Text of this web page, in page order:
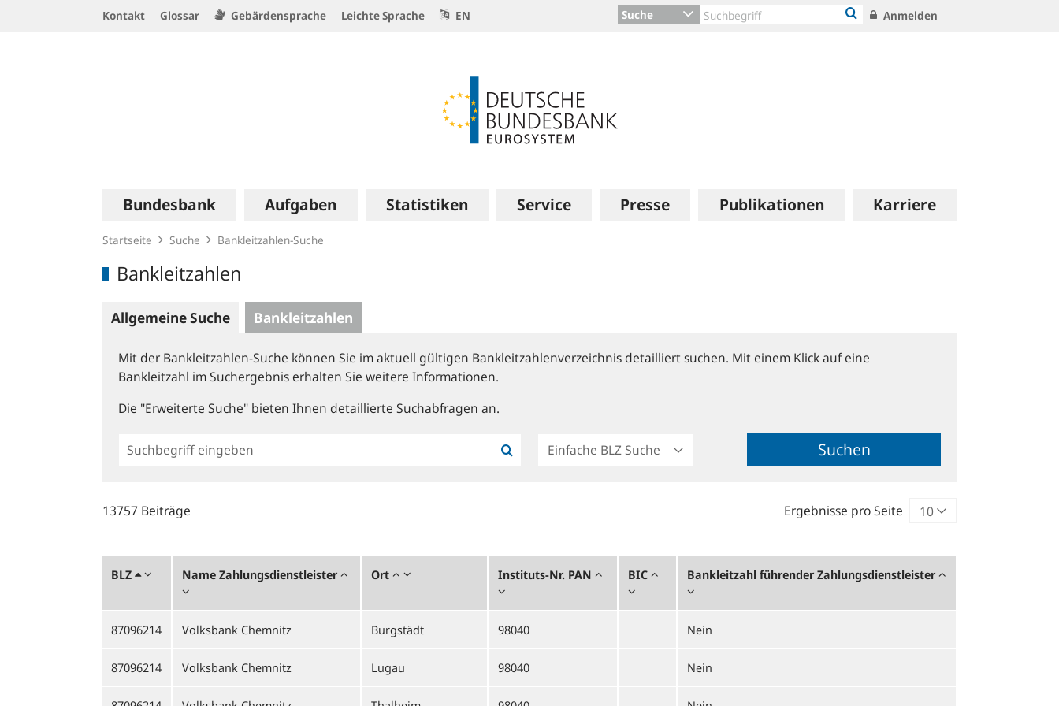
Kontakt Glossar Gebärdensprache Leichte Sprache EN Suche Anmelden
Hauptnavigation
Bundesbank Aufgaben Statistiken Service Presse Publikationen Karriere
Startseite Suche Bankleitzahlen-Suche
Bankleitzahlen
Allgemeine Suche Bankleitzahlen
Mit der Bankleitzahlen-Suche können Sie im aktuell gültigen Bankleitzahlenverzeichnis detailliert suchen. Mit einem Klick auf eine
Bankleitzahl im Suchergebnis erhalten Sie weitere Informationen.
Die "Erweiterte Suche" bieten Ihnen detaillierte Suchabfragen an.
Einfache
Suche
Suchen
13757 Beiträge Ergebnisse pro Seite
BLZ Name Zahlungsdienstleister Ort Instituts-Nr. PAN BIC Bankleitzahl führender Zahlungsdienstleister
87096214 Volksbank Chemnitz Burgstädt 98040 Nein
87096214 Volksbank Chemnitz Lugau 98040 Nein